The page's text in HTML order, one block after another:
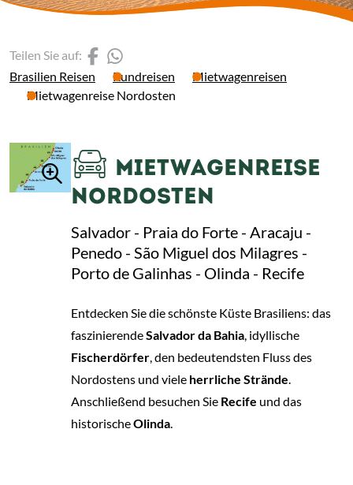
Brasilien Reisen Rundreisen
Mietwagenreisen
Mietwagenreise Nordosten
Teilen Sie auf: (Link öffnet einen neuen
MIETWAGENREISE
NORDOSTEN
Salvador - Praia do Forte - Aracaju -
Penedo - São Miguel dos Milagres -
Porto de Galinhas - Olinda - Recife
Entdecken Sie die schönste Küste Brasiliens: das
faszinierendeSalvador da Bahia, idyllische
Fischerdörfer, den bedeutendsten Fluss des
Nordostens und viele herrliche Strände.
Anschließend besuchen Sie Recife und das
historischeOlinda.